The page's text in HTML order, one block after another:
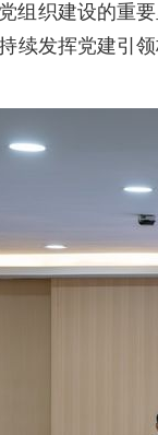
组织建设的重
续发挥党建引